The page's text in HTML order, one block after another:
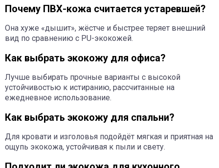
Почему ПВХ-кожа считается устаревшей?
Она хуже «дышит», жёстче и быстрее теряет внешний
вид по сравнению с PU-экокожей.
Как выбрать экокожу для офиса?
Лучше выбирать прочные варианты с высокой
устойчивостью к истиранию, рассчитанные на
ежедневное использование.
Как выбрать экокожу для спальни?
Для кровати и изголовья подойдёт мягкая и приятная на
ощупь экокожа, устойчивая к пыли и свету.